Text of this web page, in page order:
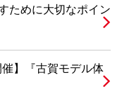
ために大切なポイン
】『古賀モデル体